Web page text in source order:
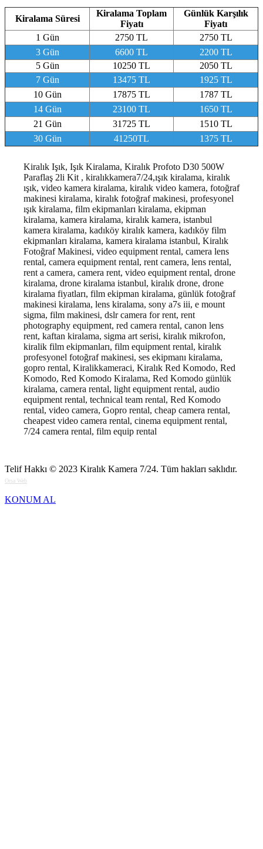
Kiralama Süresi
Kiralama Toplam
Fiyatı
Günlük Karşılık
Fiyatı
1 Gün
2750 TL
2750 TL
3 Gün
6600 TL
2200 TL
5 Gün
10250 TL
2050 TL
7 Gün
13475 TL
1925 TL
10 Gün
17875 TL
1787 TL
14 Gün
23100 TL
1650 TL
21 Gün
31725 TL
1510 TL
30 Gün
41250TL 1375 TL
Kiralık Işık, Işık Kiralama, Kiralık Profoto D30 500W
Paraflaş 2li Kit , kiralıkkamera7/24,ışık kiralama, kiralık
ışık, video kamera kiralama, kiralık video kamera, fotoğraf
makinesi kiralama, kiralık fotoğraf makinesi, profesyonel
ışık kiralama, film ekipmanları kiralama, ekipman
kiralama, kamera kiralama, kiralık kamera, istanbul
kamera kiralama, kadıköy kiralık kamera, kadıköy film
ekipmanları kiralama, kamera kiralama istanbul, Kiralık
Fotoğraf Makinesi, video equipment rental, camera lens
rental, camera equipment rental, rent camera, lens rental,
rent a camera, camera rent, video equipment rental, drone
kiralama, drone kiralama istanbul, kiralık drone, drone
kiralama fiyatları, film ekipman kiralama, günlük fotoğraf
makinesi kiralama, lens kiralama, sony a7s iii, e mount
sigma, film makinesi, dslr camera for rent, rent
photography equipment, red camera rental, canon lens
rent, kaftan kiralama, sigma art serisi, kiralık mikrofon,
kiralik film ekipmanları, film equipment rental, kiralık
profesyonel fotoğraf makinesi, ses ekipmanı kiralama,
gopro rental, Kiralikkameraci, Kiralık Red Komodo, Red
Komodo, Red Komodo Kiralama, Red Komodo günlük
kiralama, camera rental, light equipment rental, audio
equipment rental, technical team rental, Red Komodo
rental, video camera, Gopro rental, cheap camera rental,
cheapest video camera rental, cinema equipment rental,
7/24 camera rental, film equip rental
Telif Hakkı © 2023 Kiralık Kamera 7/24. Tüm hakları saklıdır.
Orsa Web
KONUM AL